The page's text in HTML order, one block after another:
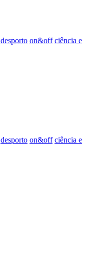
desporto on&off ciência e
desporto on&off ciência e